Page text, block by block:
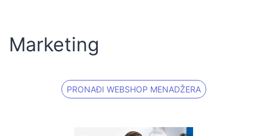
Marketing
PRONAĐI WEBSHOP MENADŽERA